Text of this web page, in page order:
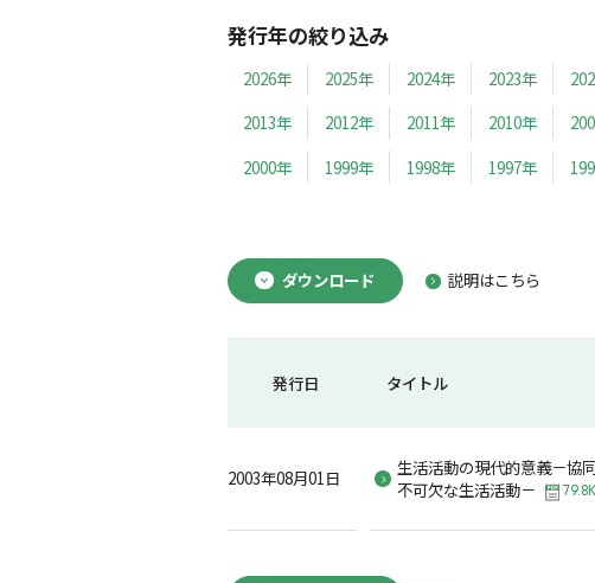
発行年の絞り込み
2026年 2025年 2024年 2023年
2013年
2012年 2011年 2010年
2000年
1999年 1998年 1997年
ダウンロード 説明はこちら
発行日 タイトル
2003年08月01日
生活活動の現代的意義－協
不可欠な生活活動－